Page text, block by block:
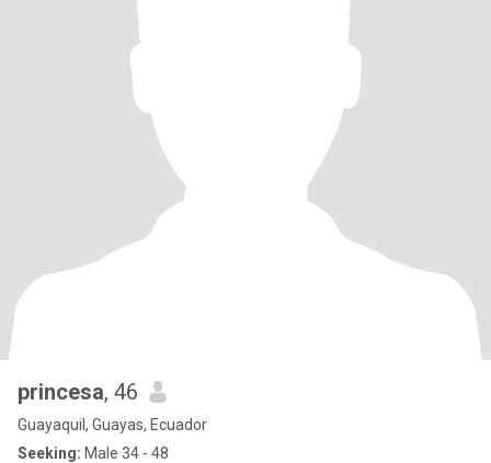
princesa, 46
Guayaquil, Guayas, Ecuador
Seeking: Male 34 - 48